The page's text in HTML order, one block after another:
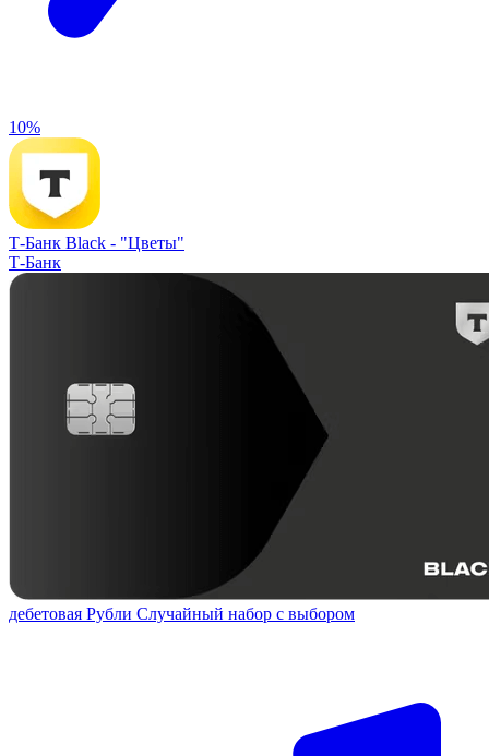
10%
Т-Банк Black - "Цветы"
Т-Банк
дебетовая Рубли Случайный набор с выбором